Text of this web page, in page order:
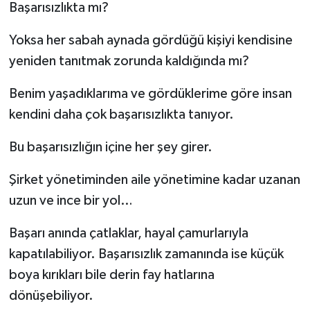
Başarısızlıkta mı?
Yoksa her sabah aynada gördüğü kişiyi kendisine
yeniden tanıtmak zorunda kaldığında mı?
Benim yaşadıklarıma ve gördüklerime göre insan
kendini daha çok başarısızlıkta tanıyor.
Bu başarısızlığın içine her şey girer.
Şirket yönetiminden aile yönetimine kadar uzanan
uzun ve ince bir yol…
Başarı anında çatlaklar, hayal çamurlarıyla
kapatılabiliyor. Başarısızlık zamanında ise küçük
boya kırıkları bile derin fay hatlarına
dönüşebiliyor.